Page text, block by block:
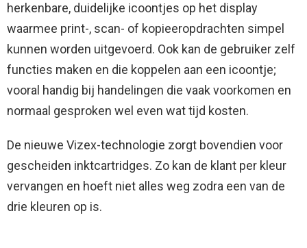
herkenbare, duidelijke icoontjes op het display
waarmee print-, scan- of kopieeropdrachten simpel
kunnen worden uitgevoerd. Ook kan de gebruiker zelf
functies maken en die koppelen aan een icoontje;
vooral handig bij handelingen die vaak voorkomen en
normaal gesproken wel even wat tijd kosten.
De nieuwe Vizex-technologie zorgt bovendien voor
gescheiden inktcartridges. Zo kan de klant per kleur
vervangen en hoeft niet alles weg zodra een van de
drie kleuren op is.